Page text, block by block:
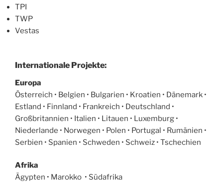
TPI
TWP
Vestas
Internationale Projekte:
Europa
Österreich • Belgien • Bulgarien • Kroatien • Dänemark •
Estland • Finnland • Frankreich • Deutschland •
Großbritannien • Italien • Litauen • Luxemburg •
Niederlande • Norwegen • Polen • Portugal • Rumänien •
Serbien • Spanien • Schweden • Schweiz • Tschechien
Afrika
Ägypten • Marokko • Südafrika